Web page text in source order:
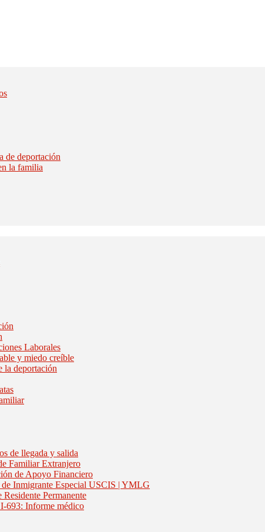
de deportación
la familia
Laborales
y miedo creíble
la deportación
de llegada y salida
Familiar Extranjero
de Apoyo Financiero
Inmigrante Especial USCIS | YMLG
Permanente
693: Informe médico